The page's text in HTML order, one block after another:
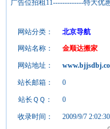
广告位招租11-------------特大优
网站分类：
北京导航
网站名称：
金顺达搬家
网站地址：
站长邮箱： 0
站长ＱＱ： 0
收录时间： 2009/9/7 2:02:30